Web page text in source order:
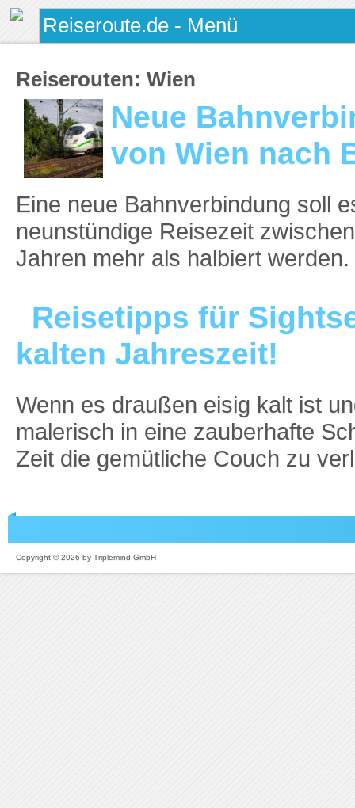
Reiserouten: Wien
Neue
von Wien nach
Eine neue Bahnverbindung soll
neunstündige Reisezeit
Jahren mehr als halbiert
Reisetipps für
kalten Jahreszeit!
Wenn es draußen eisig kalt ist
malerisch in eine zauberhafte
Zeit die gemütliche Couch zu
Copyright © 2026 by Triplemind GmbH